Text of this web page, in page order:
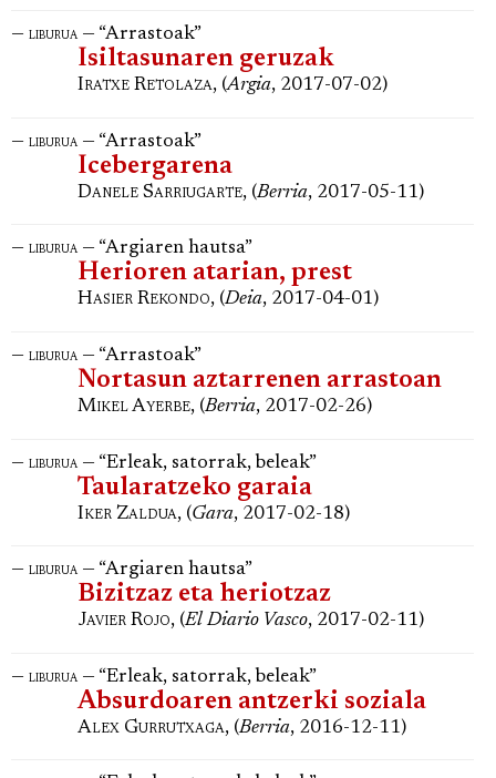
— liburua — “Arrastoak”
Isiltasunaren geruzak
Iratxe Retolaza, (Argia, 2017-07-02)
— liburua — “Arrastoak”
Icebergarena
Danele Sarriugarte, (Berria, 2017-05-11)
— liburua — “Argiaren hautsa”
Herioren atarian, prest
Hasier Rekondo, (Deia, 2017-04-01)
— liburua — “Arrastoak”
Nortasun aztarrenen arrastoan
Mikel Ayerbe, (Berria, 2017-02-26)
— liburua — “Erleak, satorrak, beleak”
Taularatzeko garaia
Iker Zaldua, (Gara, 2017-02-18)
— liburua — “Argiaren hautsa”
Bizitzaz eta heriotzaz
Javier Rojo, (El Diario Vasco, 2017-02-11)
— liburua — “Erleak, satorrak, beleak”
Absurdoaren antzerki soziala
Alex Gurrutxaga, (Berria, 2016-12-11)